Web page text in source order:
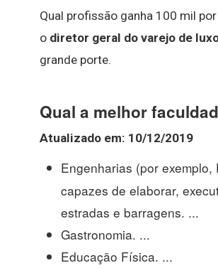
Qual profissão ganha 100 mil
o diretor geral do varejo de
grande porte.
Qual a melhor
Atualizado em: 10/12/2019
Engenharias (por
capazes de elaborar,
estradas e barragens. ...
Gastronomia. ...
Educação Física. ...